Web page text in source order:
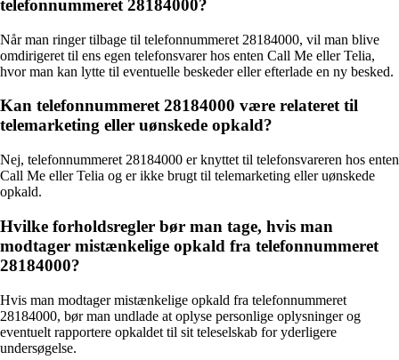
telefonnummeret 28184000?
Når man ringer tilbage til telefonnummeret 28184000, vil man blive
omdirigeret til ens egen telefonsvarer hos enten Call Me eller Telia,
hvor man kan lytte til eventuelle beskeder eller efterlade en ny besked.
Kan telefonnummeret 28184000 være relateret til
telemarketing eller uønskede opkald?
Nej, telefonnummeret 28184000 er knyttet til telefonsvareren hos enten
Call Me eller Telia og er ikke brugt til telemarketing eller uønskede
opkald.
Hvilke forholdsregler bør man tage, hvis man
modtager mistænkelige opkald fra telefonnummeret
28184000?
Hvis man modtager mistænkelige opkald fra telefonnummeret
28184000, bør man undlade at oplyse personlige oplysninger og
eventuelt rapportere opkaldet til sit teleselskab for yderligere
undersøgelse.